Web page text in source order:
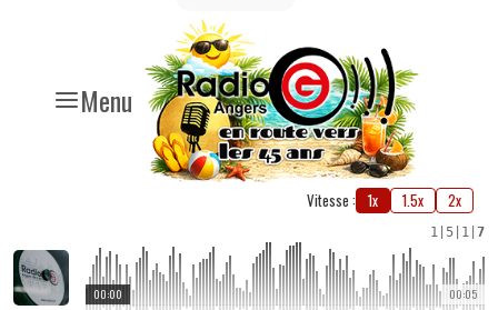
Menu
Vitesse : 1x 1.5x 2x
1 5 1 7
00:05
00:00